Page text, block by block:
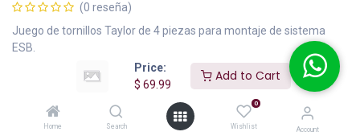
Price:
$ 69.99
Add to Cart
Home Search
0
Wishlist Account
(0 reseña)
Juego de tornillos Taylor de 4 piezas para montaje de sistema
ESB.
IVA incluido